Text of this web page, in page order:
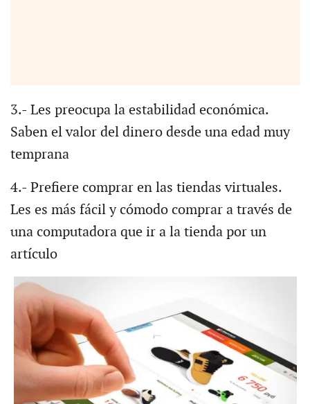
3.- Les preocupa la estabilidad económica.
Saben el valor del dinero desde una edad muy
temprana
4.- Prefiere comprar en las tiendas virtuales.
Les es más fácil y cómodo comprar a través de
una computadora que ir a la tienda por un
artículo